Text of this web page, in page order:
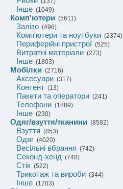
Інше (1049)
Комп'ютери (5611)
Залізо (496)
Комп'ютери та ноутбуки (2374)
Периферійні пристрої (525)
Витратні матеріали (273)
Інше (1803)
Мобілки (2716)
Аксесуари (317)
Контент (13)
Пакети та оператори (241)
Телефони (1889)
Інше (230)
Одяг/взуття/тканини (8582)
Взуття (853)
Одяг (4020)
Весільні вбрання (742)
Секонд-хенд (748)
Стік (522)
Трикотаж та вироби (344)
Інше (1203)